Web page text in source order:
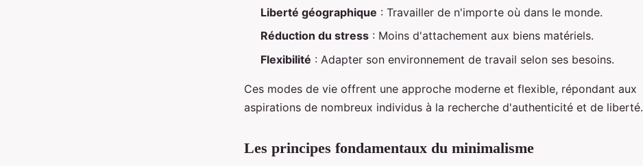
Liberté géographique : Travailler de n'importe où dans le monde.
Réduction du stress : Moins d'attachement aux biens matériels.
Flexibilité : Adapter son environnement de travail selon ses besoins.
Ces modes de vie offrent une approche moderne et flexible, répondant aux
aspirations de nombreux individus à la recherche d'authenticité et de liberté.
Les principes fondamentaux du minimalisme